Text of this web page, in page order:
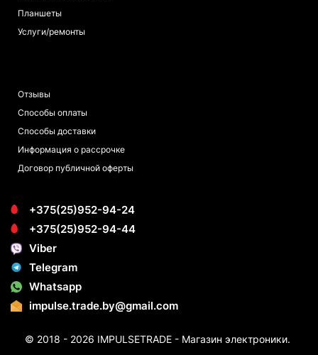
Планшеты
Услуги/ремонты
Отзывы
Способы оплаты
Способы доставки
Информация о рассрочке
Договор публичной оферты
+375(25)952-94-24
+375(25)952-94-44
Viber
Telegram
Whatsapp
impulse.trade.by@gmail.com
© 2018 - 2026 IMPULSETRADE - Магазин электроники.